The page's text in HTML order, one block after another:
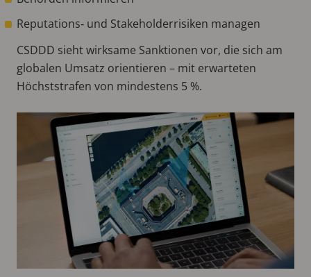
Reputations‑ und Stakeholderrisiken managen
CSDDD sieht wirksame Sanktionen vor, die sich am
globalen Umsatz orientieren – mit erwarteten
Höchststrafen von mindestens 5 %.